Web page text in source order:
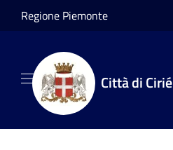
Salta al contenuto principale
Regione Piemonte
Città di Cirié